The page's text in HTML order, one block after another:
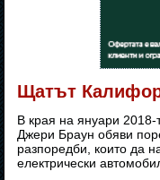
Щатът
В края на януари
Джери Браун обяви
разпоредби, които да
електрически